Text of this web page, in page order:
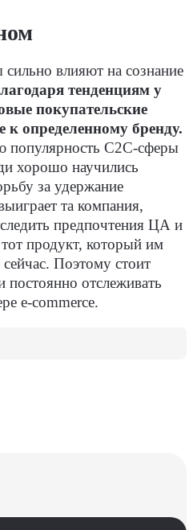
влияют на сознание
тенденциям у
покупательские
определенному бренду.
популярность C2C-сферы
хорошо научились
за удержание
та компания,
предпочтения ЦА и
продукт, который им
Поэтому стоит
постоянно отслеживать
e-commerce.